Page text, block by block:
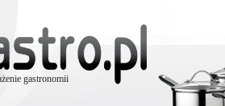
gastronomii